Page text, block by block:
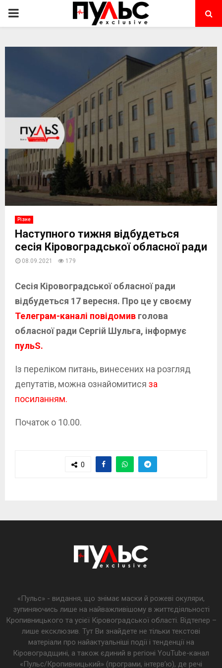
PRIMARY
Різне
Наступного тижня відбудеться
сесія Кіровоградської обласної ради
08.09.2021 179
Сесія Кіровоградської обласної ради
відбудеться 17 вересня. Про це у своєму
Телеграм-каналі повідомив голова
обласної ради Сергій Шульга, інформує
пульS.
Із переліком питань, винесених на розгляд
депутатів, можна ознайомитися за
посиланням.
Початок о 10.00.
0
«Пульс» - видання, що знімає маски й рожеві окуляри,
зупиняючись лише на найважливішому в життєдіяльності
Кропивницького та усієї Кіровоградської області. Відтепер –
лише ексклюзив. Тут Ви знайдете не тільки текстові
матеріали про найактуальніші події і тенденції на
Кіровоградщині, а також єдиний в регіоні YouTube-канал
«Пульс/Кропивницький» (програми, інтерв’ю), де речі